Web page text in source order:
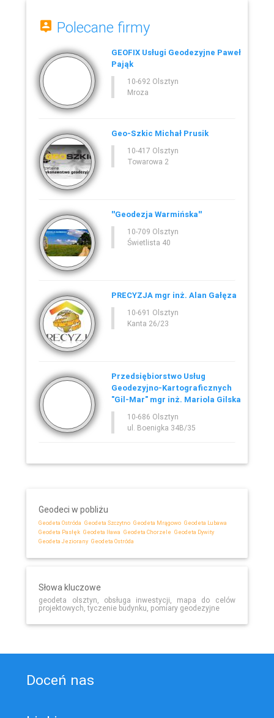
Polecane firmy
GEOFIX Usługi Geodezyjne Paweł
Pająk
10-692 Olsztyn
Mroza
Geo-Szkic Michał Prusik
10-417 Olsztyn
Towarowa 2
''Geodezja Warmińska''
10-709 Olsztyn
Świetlista 40
PRECYZJA mgr inż. Alan Gałęza
10-691 Olsztyn
Kanta 26/23
Przedsiębiorstwo Usług
Geodezyjno-Kartograficznych
"Gil-Mar" mgr inż. Mariola Gilska
10-686 Olsztyn
ul. Boenigka 34B/35
Geodeci w pobliżu
Geodeta Ostróda Geodeta Szczytno Geodeta Mrągowo Geodeta Lubawa
Geodeta Pasłęk Geodeta Iława Geodeta Chorzele Geodeta Dywity
Geodeta Jeziorany Geodeta Ostróda
Słowa kluczowe
geodeta olsztyn, obsługa inwestycji, mapa do celów
projektowych, tyczenie budynku, pomiary geodezyjne
Doceń nas